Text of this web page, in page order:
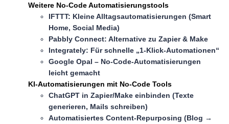
Weitere No-Code Automatisierungstools
IFTTT: Kleine Alltagsautomatisierungen (Smart
Home, Social Media)
Pabbly Connect: Alternative zu Zapier & Make
Integrately: Für schnelle „1-Klick-Automationen“
Google Opal – No-Code-Automatisierungen
leicht gemacht
KI-Automatisierungen mit No-Code Tools
ChatGPT in Zapier/Make einbinden (Texte
generieren, Mails schreiben)
Automatisiertes Content-Repurposing (Blog →